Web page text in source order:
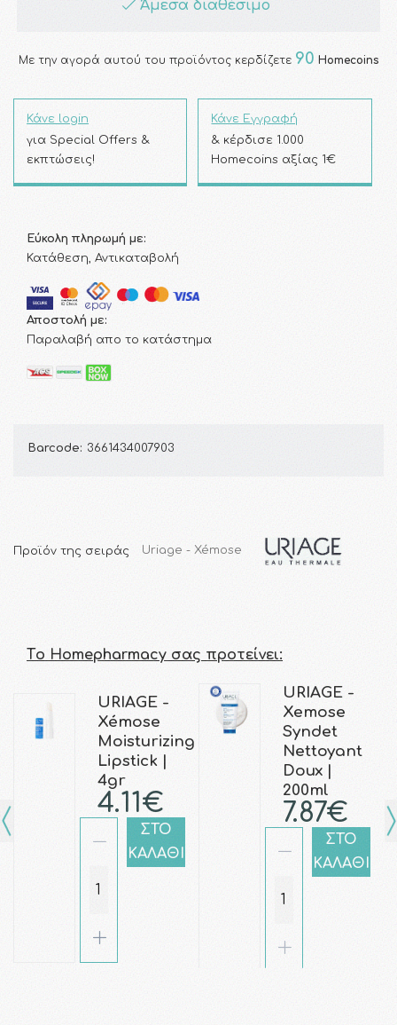
Άμεσα διαθέσιμο
Με την αγορά αυτού του προϊόντος κερδίζετε 90 Homecoins
Κάνε login
για Special Offers &
εκπτώσεις!
Κάνε Εγγραφή
& κέρδισε 1.000
Homecoins αξίας 1€
Εύκολη πληρωμή με:
Κατάθεση, Αντικαταβολή
Αποστολή με:
Παραλαβή απο το κατάστημα
Barcode: 3661434007903
Προϊόν της σειράς Uriage - Xémose
Τo Homepharmacy σας προτείνει:
URIAGE -
Xémose
Moisturizing
Lipstick |
4gr
4.11€
ΣΤΟ
ΚΑΛΑΘΙ
URIAGE -
Xemose
Syndet
Nettoyant
Doux |
200ml
7.87€
ΣΤΟ
ΚΑΛΑΘΙ